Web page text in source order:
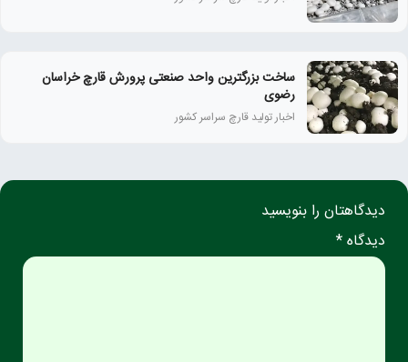
ساخت بزرگترین واحد صنعتی پرورش قارچ خراسان
رضوی
اخبار تولید قارچ سراسر کشور
دیدگاهتان را بنویسید
دیدگاه *